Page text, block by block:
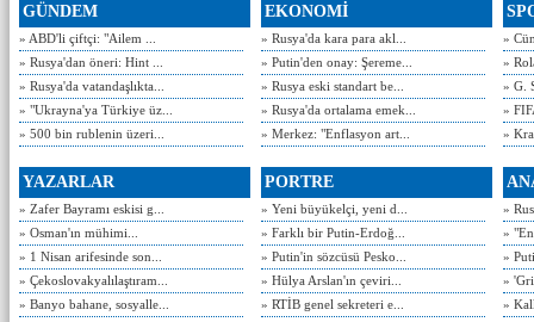
GÜNDEM
» ABD'li çiftçi: "Ailem ...
» Rusya'dan öneri: Hint ...
» Rusya'da vatandaşlıkta...
» "Ukrayna'ya Türkiye üz...
» 500 bin rublenin üzeri...
EKONOMİ
» Rusya'da kara para akl...
» Putin'den onay: Şereme...
» Rusya eski standart be...
» Rusya'da ortalama emek...
» Merkez: "Enflasyon art...
»
»
» G.
»
»
YAZARLAR
» Zafer Bayramı eskisi g...
» Osman'ın mühimi...
» 1 Nisan arifesinde son...
» Çekoslovakyalılaştıram...
» Banyo bahane, sosyalle...
PORTRE
» Yeni büyükelçi, yeni d...
» Farklı bir Putin-Erdoğ...
» Putin'in sözcüsü Pesko...
» Hülya Arslan'ın çeviri...
» RTİB genel sekreteri e...
»
»
»
»
»